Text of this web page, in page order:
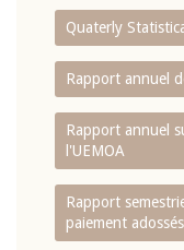
Quaterly
Rapport annuel
Rapport annuel
l'UEMOA
Rapport
paiement